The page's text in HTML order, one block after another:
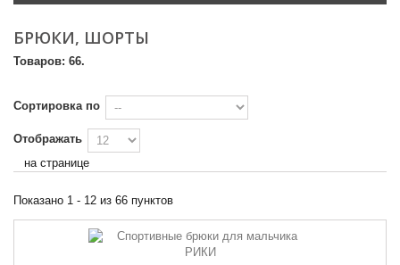
140 13
Торговая марка
Весна-Осень 10
Всесезон 11
Зима 17
Лето 27
Осень-Зима
БРЮКИ, ШОРТЫ
Товаров: 66.
Сортировка по
Отображать
на странице
Показано 1 - 12 из 66 пунктов